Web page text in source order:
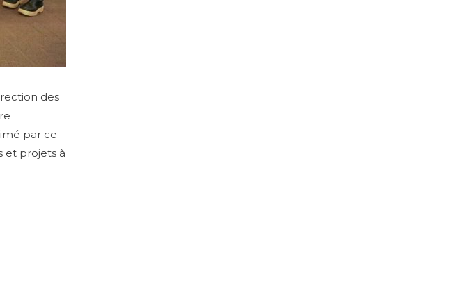
des
par ce
et projets à